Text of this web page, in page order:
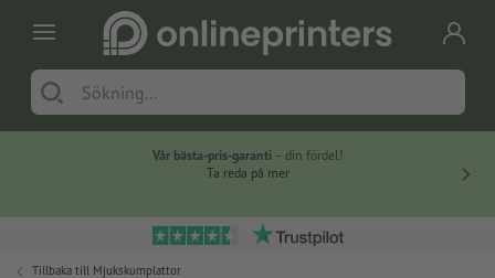
Vår bästa-pris-garanti – din fördel!
Ta reda på mer
Tillbaka till Mjukskumplattor